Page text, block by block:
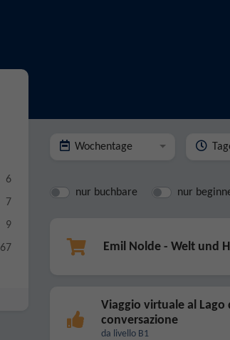
6
7
9
67
Wochentage
nur buchbare nur
Emil Nolde - Welt und
Viaggio virtuale al Lago
conversazione
da livello B1